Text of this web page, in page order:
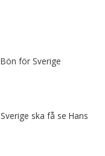
Bön för Sverige
Sverige ska få se Hans